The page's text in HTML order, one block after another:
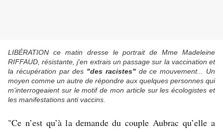
LIBÉRATION ce matin dresse le portrait de Mme Madeleine
RIFFAUD, résistante, j'en extrais un passage sur la vaccination et
la récupération par des "des racistes"de ce mouvement... Un
moyen comme un autre de répondre aux quelques personnes qui
m'interrogeaient sur le motif de mon article sur les écologistes et
les manifestations anti vaccins.
"Ce n’est qu’à la demande du couple Aubrac qu’elle a